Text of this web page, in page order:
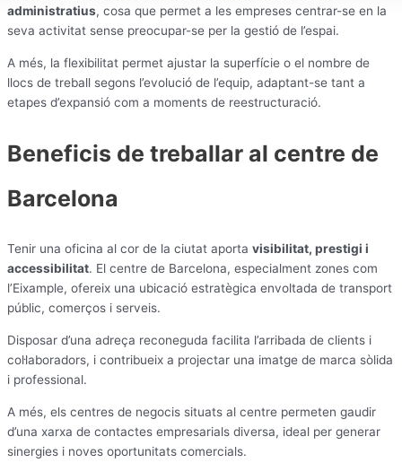
administratius, cosa que permet a les empreses centrar-se en la
seva activitat sense preocupar-se per la gestió de l’espai.
A més, la flexibilitat permet ajustar la superfície o el nombre de
llocs de treball segons l’evolució de l’equip, adaptant-se tant a
etapes d’expansió com a moments de reestructuració.
Beneficis de treballar al centre de
Barcelona
Tenir una oficina al cor de la ciutat aporta visibilitat, prestigi i
accessibilitat. El centre de Barcelona, especialment zones com
l’Eixample, ofereix una ubicació estratègica envoltada de transport
públic, comerços i serveis.
Disposar d’una adreça reconeguda facilita l’arribada de clients i
col·laboradors, i contribueix a projectar una imatge de marca sòlida
i professional.
A més, els centres de negocis situats al centre permeten gaudir
d’una xarxa de contactes empresarials diversa, ideal per generar
sinergies i noves oportunitats comercials.